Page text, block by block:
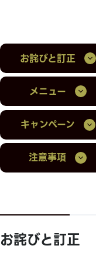
お詫びと訂正
メニュー
キャンペーン
注意事項
お詫びと訂正